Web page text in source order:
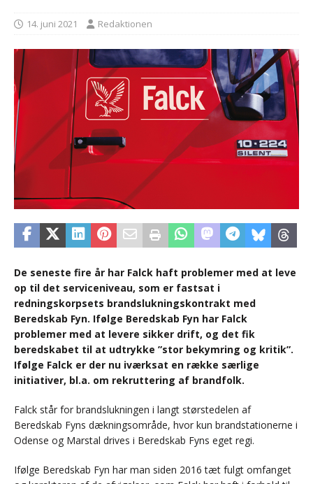
14. juni 2021 Redaktionen
De seneste fire år har Falck haft problemer med at leve
op til det serviceniveau, som er fastsat i
redningskorpsets brandslukningskontrakt med
Beredskab Fyn. Ifølge Beredskab Fyn har Falck
problemer med at levere sikker drift, og det fik
beredskabet til at udtrykke ”stor bekymring og kritik”.
Ifølge Falck er der nu iværksat en række særlige
initiativer, bl.a. om rekruttering af brandfolk.
Falck står for brandslukningen i langt størstedelen af
Beredskab Fyns dækningsområde, hvor kun brandstationerne i
Odense og Marstal drives i Beredskab Fyns eget regi.
Ifølge Beredskab Fyn har man siden 2016 tæt fulgt omfanget